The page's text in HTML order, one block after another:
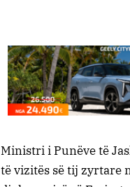
Ministri i Punëve të
të vizitës së tij zyrtare